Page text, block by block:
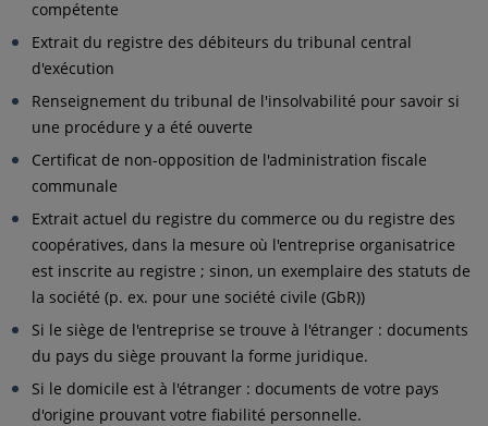
compétente
Extrait du registre des débiteurs du tribunal central
d'exécution
Renseignement du tribunal de l'insolvabilité pour savoir si
une procédure y a été ouverte
Certificat de non-opposition de l'administration fiscale
communale
Extrait actuel du registre du commerce ou du registre des
coopératives, dans la mesure où l'entreprise organisatrice
est inscrite au registre ; sinon, un exemplaire des statuts de
la société (p. ex. pour une société civile (GbR))
Si le siège de l'entreprise se trouve à l'étranger : documents
du pays du siège prouvant la forme juridique.
Si le domicile est à l'étranger : documents de votre pays
d'origine prouvant votre fiabilité personnelle.